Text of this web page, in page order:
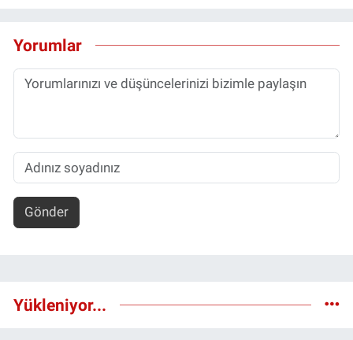
Yorumlar
Gönder
Yükleniyor...